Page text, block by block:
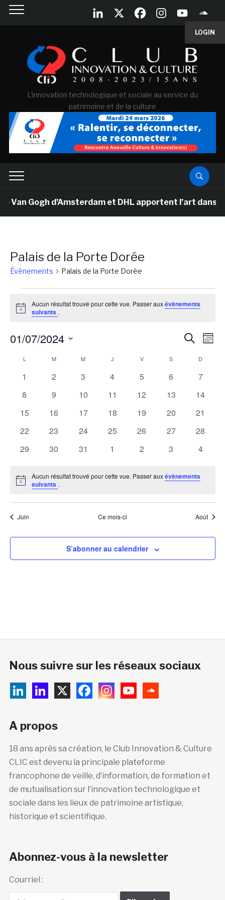
LOGIN
L'innovation technologique et sociale au service du
patrimoine et de la culture
Van Gogh d’Amsterdam et DHL apportent l’art dans
Palais de la Porte Dorée
Évènements Palais de la Porte Dorée
Notice
Aucun résultat trouvé pour cette vue. Passer auxévènements
suivants .
de
Mois
01/07/2024
date.
Calendrier
de
Évènements
LLUNDI MMARDI M MERCREDI
J VVENDREDIS D
0
1
0
2
0
3
0
4
0
5
0
6
0
7
0
8
0
9
0
10
0
11
0
12
0
13
0
14
0
15
0
16
0
17
0
18
0
19
0
20
0
21
0
22
0
23
0
24
0
25
0
26
0
27
0
28
0
29
0
30
0
31
0
1
0
2
0
3
0
4
Notice
Aucun résultat trouvé pour cette vue. Passer auxévènements
suivants .
Juin Ce mois-ci Août
S’abonner au calendrier
Nous suivre sur les réseaux sociaux
A propos
18 ans après sa création, le Club Innovation & Culture
CLIC est devenu la principale plateforme
francophone de veille, d’information, de formation et
de mutualisation sur l’innovation technologique et
sociale dans les lieux de patrimoine artistique,
historique et scientifique.
Abonnez-vous à la newsletter
Courriel :